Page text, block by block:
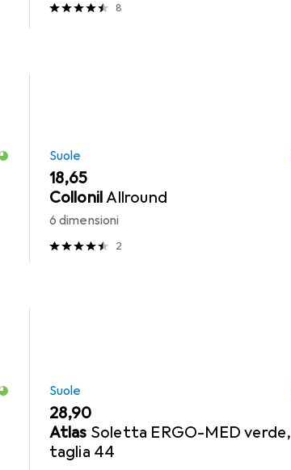
8
Suole
EUR
18,65
CollonilAllround
6 dimensioni
2
Suole
EUR
28,90
Atlas Soletta ERGO-MED verde,
taglia 44